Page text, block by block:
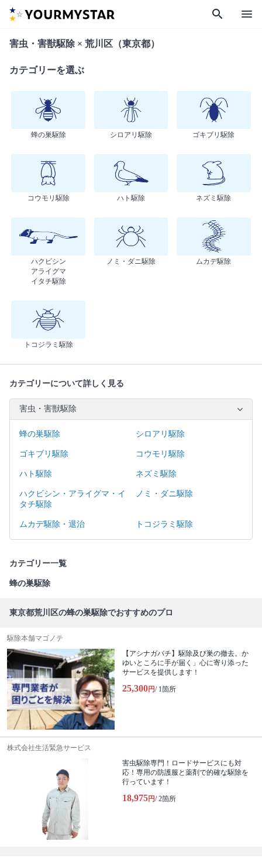
search menu
害虫・害獣駆除 × 荒川区（東京都）
カテゴリーを選ぶ
蜂の巣駆除 シロアリ駆除 ゴキブリ駆除
コウモリ駆除 ハト駆除 ネズミ駆除
ハクビシン
アライグマ
イタチ駆除
ノミ・ダニ駆除 ムカデ駆除
トコジラミ駆除
カテゴリーについて詳しく見る
害虫・害獣駆除
蜂の巣駆除 シロアリ駆除
ゴキブリ駆除 コウモリ駆除
ハト駆除 ネズミ駆除
ハクビシン・アライグマ・イ
タチ駆除
ノミ・ダニ駆除
ムカデ駆除・退治 トコジラミ駆除
カテゴリー一覧
蜂の巣駆除
東京都荒川区の蜂の巣駆除でおすすめのプロ
駆除本舗マゴノテ
【アシナガバチ】駆除及び巣の撤去。か
ゆいところに手が届く」心に寄り添った
サービスを提供します！
25,300円/ 1箇所
株式会社生活緊急サービス
害虫駆除専門！ロードサービスにも対
応！専用の防護服と薬剤で的確な駆除を
行っています！
18,975円/ 2箇所